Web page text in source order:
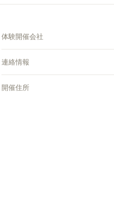
体験開催会社
連絡情報
開催住所